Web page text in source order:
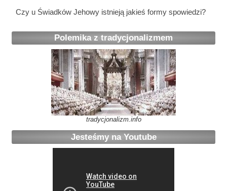
W
Polemika z tradycjonalizmem
tradycjonalizm.info
Jesteśmy na Youtube
Czy u Świadków Jehowy istnieją jakieś formy spowiedzi?